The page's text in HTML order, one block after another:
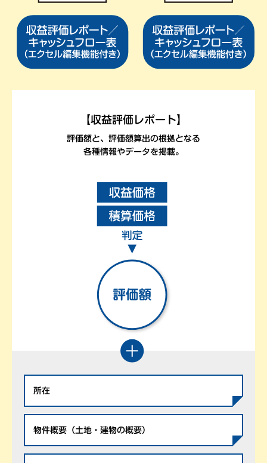
【収益評価レポート】
評価額と、評価額算出の根拠となる
各種情報やデータを掲載。
所在
物件概要（土地・建物の概要）